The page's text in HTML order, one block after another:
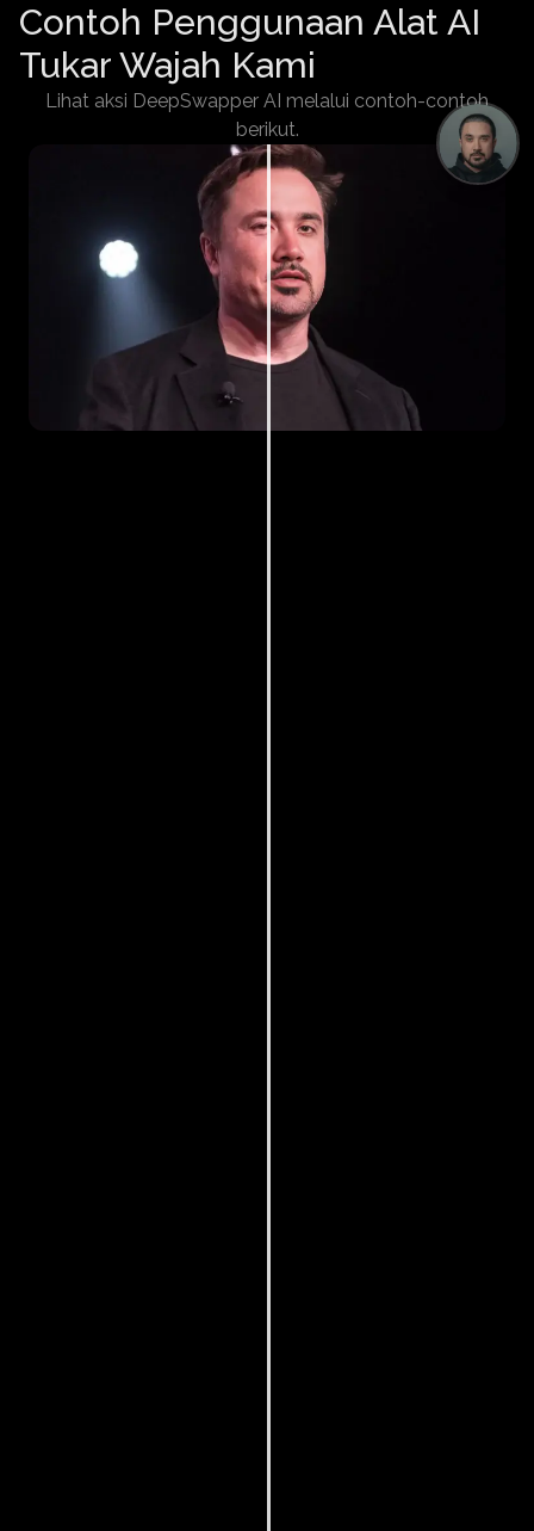
Contoh Penggunaan Alat AI
Tukar Wajah Kami
Lihat aksi DeepSwapper AI melalui contoh-contoh
berikut.